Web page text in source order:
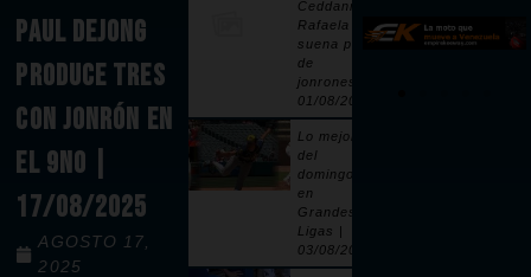
PAUL DEJONG
PRODUCE TRES
CON JONRÓN EN
EL 9NO |
17/08/2025
AGOSTO 17,
2025
Ceddanne
Rafaela
suena par
de
jonrones |
01/08/2026
Lo mejor
del
domingo
en
Grandes
Ligas |
03/08/2026